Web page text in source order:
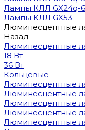
Лампы КЛЛ GX24q-6
Лампы КЛЛ GX53
Люминесцентные
Назад
Люминесцентные
18 Вт
36 Вт
Кольцевые
Люминесцентные
Люминесцентные
Люминесцентные
Люминесцентные
Люминесцентные